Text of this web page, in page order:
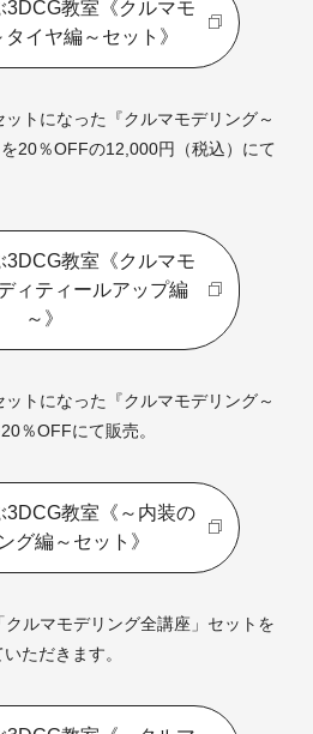
3DCG教室《クルマモ
イヤ編～セット》
トになった『クルマモデリング～
20％OFFの12,000円（税込）にて
3DCG教室《クルマモ
ィティールアップ編
～》
トになった『クルマモデリング～
％OFFにて販売。
3DCG教室《～内装の
グ編～セット》
ルマモデリング全講座」セットを
ただきます。